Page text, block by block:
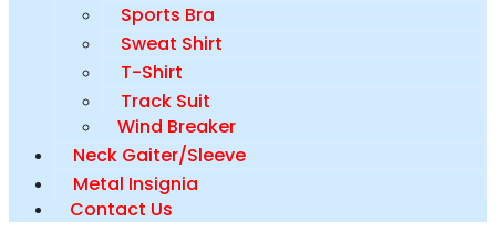
Sports Bra
Sweat Shirt
T-Shirt
Track Suit
Wind Breaker
Neck Gaiter/Sleeve
Metal Insignia
Contact Us